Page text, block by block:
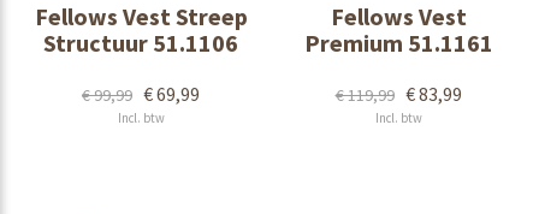
Fellows Vest Streep
Structuur 51.1106
€ 99,99 € 69,99
Incl. btw
Fellows Vest
Premium 51.1161
€ 119,99 € 83,99
Incl. btw